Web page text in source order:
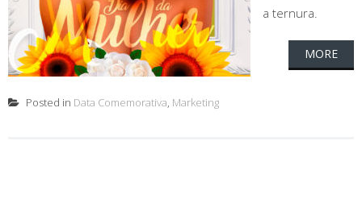
a ternura.
MORE
Posted in Data Comemorativa, Marketing